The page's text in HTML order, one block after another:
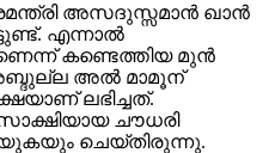
അസദുസ്സമാന്‍ ഖാന്‍
എന്നാല്‍
കണ്ടെത്തിയ മുന്‍
അല്‍ മാമൂന്
ലഭിച്ചത്.
ചൗധരി
ചെയ്തിരുന്നു.